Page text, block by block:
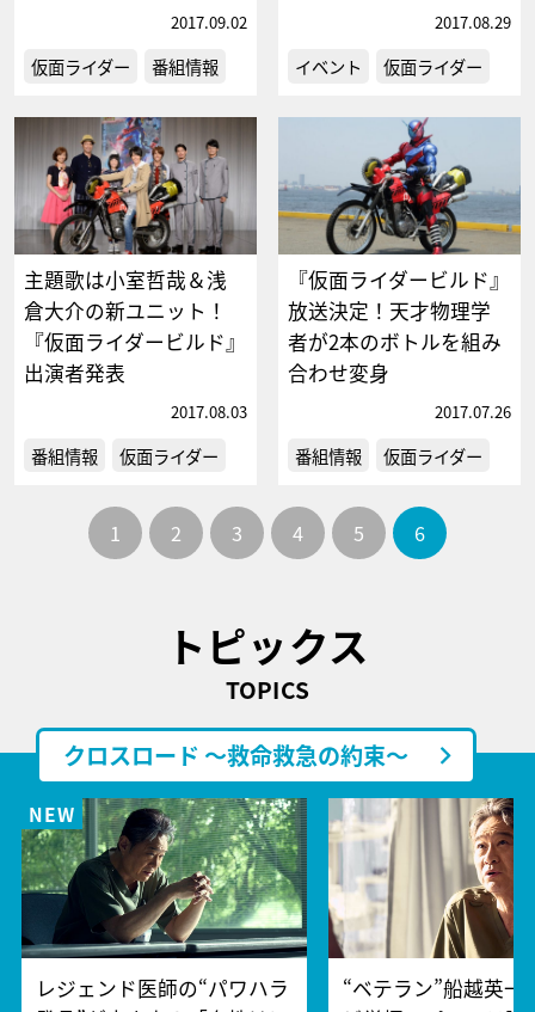
2017.09.02
仮面ライダー 番組情報
2017.08.29
イベント 仮面ライダー
主題歌は小室哲哉＆浅
倉大介の新ユニット！
『仮面ライダービルド』
出演者発表
2017.08.03
番組情報 仮面ライダー
『仮面ライダービルド』
放送決定！天才物理学
者が2本のボトルを組み
合わせ変身
2017.07.26
番組情報 仮面ライダー
1 2 3 4 5 6
トピックス
TOPICS
クロスロード ～救命救急の約束～
レジェンド医師の“パワハラ
“ベテラン”船越英一